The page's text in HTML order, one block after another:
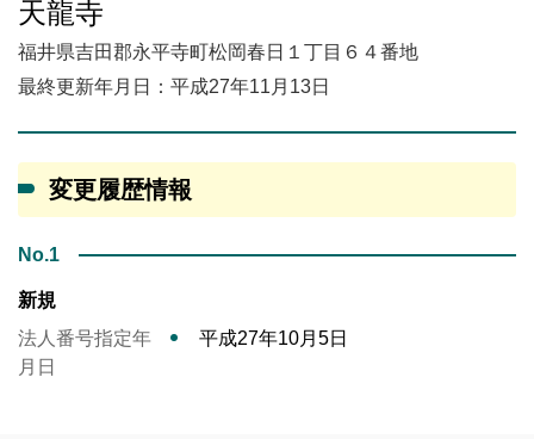
天龍寺
福井県吉田郡永平寺町松岡春日１丁目６４番地
最終更新年月日：平成27年11月13日
変更履歴情報
No.1
新規
法人番号指定年
月日
平成27年10月5日